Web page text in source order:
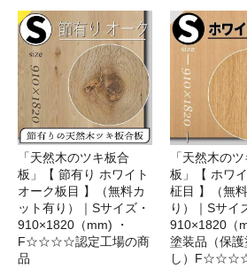
「天然木のツキ板合
板」【 節有り ホワイト
オーク板目 】（無料カ
ット有り）｜Sサイズ・
910×1820（mm) ・
F☆☆☆☆認定工場の商
品
「天然木の
板」【 ホワ
柾目 】（無
り）｜Sサイ
910×1820（
塗装品（保
し）F☆☆☆☆